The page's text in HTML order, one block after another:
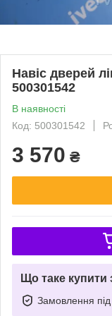
Навіс дверей
500301542
В наявності
Код: 500301542
3 570 ₴
Що таке купити
Замовлення